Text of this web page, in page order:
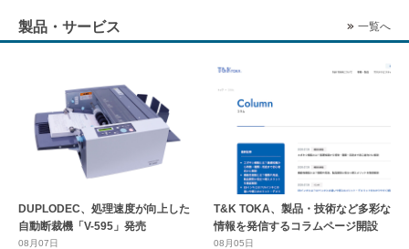
製品・サービス 一覧へ
DUPLODEC、処理速度が向上した
自動断裁機「V-595」発売
08月07日
T&K TOKA、製品・技術など多彩な
情報を発信するコラムページ開設
08月05日